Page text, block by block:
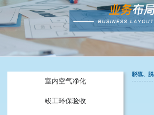
室内空气净化
竣工环保验收
脱硫、